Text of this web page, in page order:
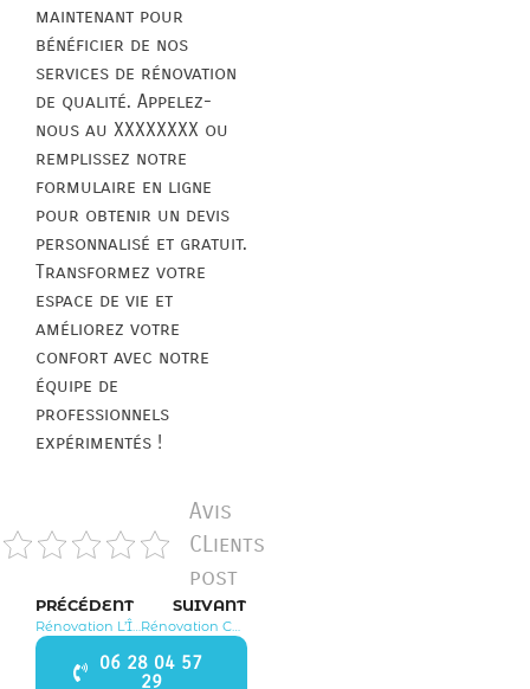
maintenant pour
bénéficier de nos
services de rénovation
de qualité. Appelez-
nous au XXXXXXXX ou
remplissez notre
formulaire en ligne
pour obtenir un devis
personnalisé et gratuit.
Transformez votre
espace de vie et
améliorez votre
confort avec notre
équipe de
professionnels
expérimentés !
Avis
CLients
post
PRÉCÉDENT SUIVANT
06 28 04 57
29